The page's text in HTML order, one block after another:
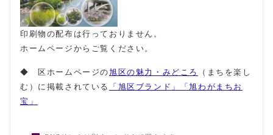
印刷物の配布は行っておりません。
ホームページからご覧ください。
◆ 区ホームページの旭区の魅力・みどころ
（まちを楽し
む）に掲載されている
「旭区ブランド」「旭わがまちお
宝」